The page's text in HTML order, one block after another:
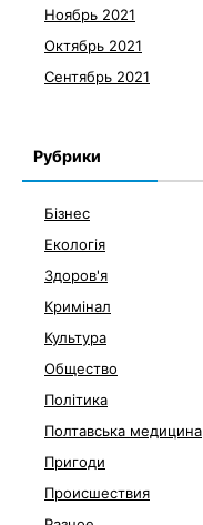
Ноябрь 2021
Октябрь 2021
Сентябрь 2021
Рубрики
Бізнес
Екологія
Здоров'я
Кримінал
Культура
Общество
Політика
Полтавська медицина
Пригоди
Происшествия